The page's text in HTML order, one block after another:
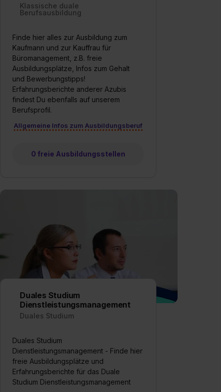
Klassische duale
Berufsausbildung
Finde hier alles zur Ausbildung zum
Kaufmann und zur Kauffrau für
Büromanagement, z.B. freie
Ausbildungsplätze, Infos zum Gehalt
und Bewerbungstipps!
Erfahrungsberichte anderer Azubis
findest Du ebenfalls auf unserem
Berufsprofil.
Allgemeine Infos zum Ausbildungsberuf
0 freie Ausbildungsstellen
Duales Studium
Dienstleistungsmanagement
Duales Studium
Duales Studium
Dienstleistungsmanagement - Finde hier
freie Ausbildungsplätze und
Erfahrungsberichte für das Duale
Studium Dienstleistungsmanagement